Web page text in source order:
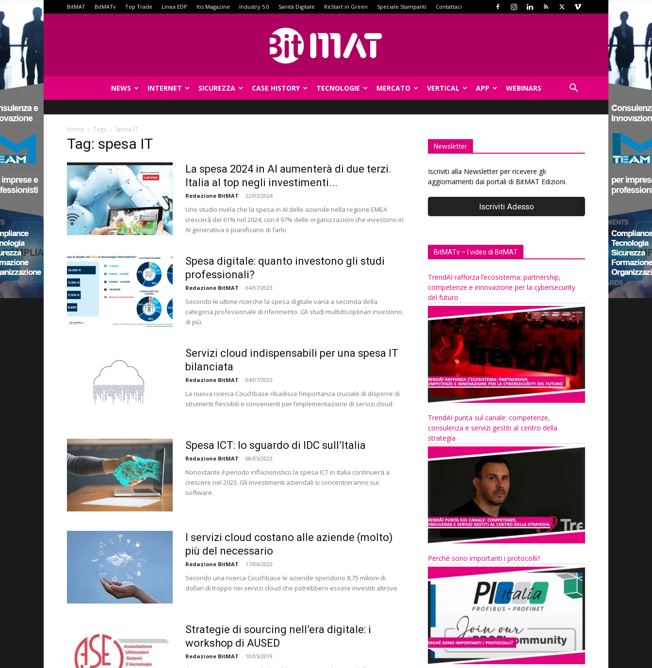
BitMAT BitMATv Top Trade Linea EDP Itis Magazine Industry 5.0 Sanità Digitale ReStart in Green Speciale Stampanti Contattaci
NEWS INTERNET SICUREZZA CASE HISTORY TECNOLOGIE MERCATO VERTICAL APP WEBINARS
Home Tags Spesa IT
Tag: spesa IT
La spesa 2024 in AI aumenterà di due terzi.
Italia al top negli investimenti...
Redazione BitMAT - 22/03/2024
Uno studio rivela che la spesa in AI delle aziende nella regione EMEA
crescerà del 61% nel 2024, con il 97% delle organizzazioni che investono in
AI generativa o pianificano di farlo
Spesa digitale: quanto investono gli studi
professionali?
Redazione BitMAT - 04/07/2023
Secondo le ultime ricerche la spesa digitale varia a seconda della
categoria professionale di riferimento. Gli studi multidisciplinari investono
di più.
Servizi cloud indispensabili per una spesa IT
bilanciata
Redazione BitMAT - 04/07/2023
La nuova ricerca Couchbase ribadisce l’importanza cruciale di disporre di
strumenti flessibili e convenienti per l’implementazione di servizi cloud.
Spesa ICT: lo sguardo di IDC sull’Italia
Redazione BitMAT - 08/05/2023
Nonostante il periodo inflazionistico la spesa ICT in Italia continuerà a
crescere nel 2023. Gli investimenti aziendali si concentreranno sui
software.
I servizi cloud costano alle aziende (molto)
più del necessario
Redazione BitMAT - 17/06/2022
Secondo una ricerca Couchbase le aziende spendono 8,75 milioni di
dollari di troppo nei servizi cloud che potrebbero essere investiti altrove.
Strategie di sourcing nell’era digitale: i
workshop di AUSED
Redazione BitMAT - 10/05/2019
Newsletter
Iscriviti alla Newsletter per ricevere gli
aggiornamenti dai portali di BitMAT Edizioni.
BitMATv – I video di BitMAT
TrendAI rafforza l’ecosistema: partnership,
competenze e innovazione per la cybersecurity
del futuro
TrendAI punta sul canale: competenze,
consulenza e servizi gestiti al centro della
strategia
Perché sono importanti i protocolli?